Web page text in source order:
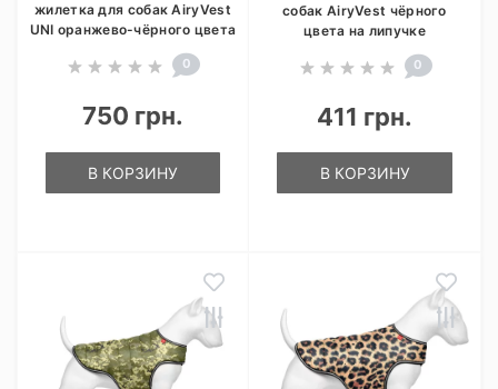
жилетка для собак AiryVest
UNI оранжево-чёрного цвета
0
750 грн.
В КОРЗИНУ
собак AiryVest чёрного
цвета на липучке
0
411 грн.
В КОРЗИНУ